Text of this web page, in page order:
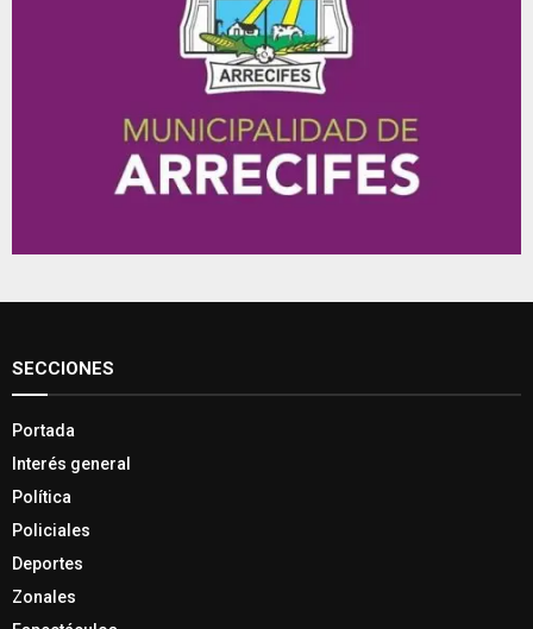
SECCIONES
Portada
Interés general
Política
Policiales
Deportes
Zonales